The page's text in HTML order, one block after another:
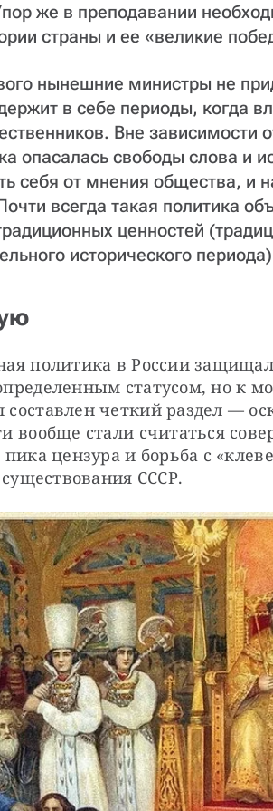
же в преподавании
страны и ее «великие
нынешние министры не
в себе периоды, когда
Вне зависимости
опасалась свободы слова и
себя от мнения общества, и
всегда такая политика
ценностей
исторического
политика в России
статусом, но к
четкий раздел —
вообще стали считаться
цензура и борьба с
СССР.